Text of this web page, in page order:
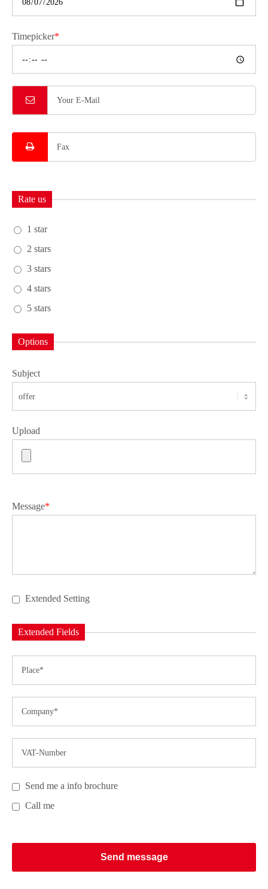
Timepicker*
Rate us
1 star
2 stars
3 stars
4 stars
5 stars
Options
Subject
Upload
Message*
Extended Setting
Extended Fields
Send me a info brochure
Call me
Send message